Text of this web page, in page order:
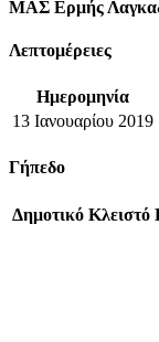
ΜΑΣ Ερμής
Λεπτομέρειες
Ημερομηνία
13 Ιανουαρίου 2019
Γήπεδο
Δημοτικό Κλειστό